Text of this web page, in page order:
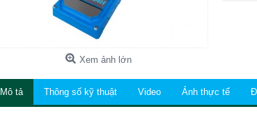
Xem ảnh lớn
Mô tả Thông số kỹ thuật Video Ảnh thực tế